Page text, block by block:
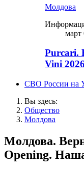
Молдова
март
Purcari.
Vini 2026
СВО России на
Вы здесь:
Общество
Молдова
Молдова.
Opening.